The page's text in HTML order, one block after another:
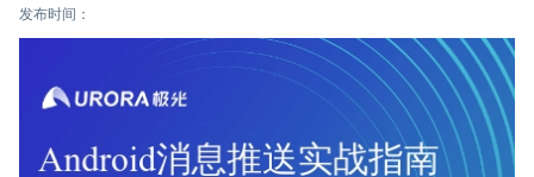
发布时间：